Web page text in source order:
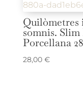
Quilòmetres
somnis.
Porcellana
28,00 €